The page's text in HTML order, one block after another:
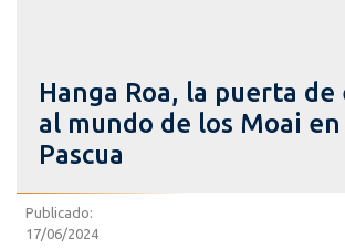
Hanga Roa, la puerta
al mundo de los Moai
Pascua
Publicado:
17/06/2024